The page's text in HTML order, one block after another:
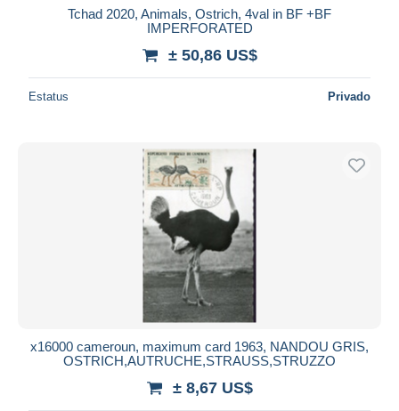
Tchad 2020, Animals, Ostrich, 4val in BF +BF
IMPERFORATED
± 50,86 US$
Estatus Privado
x16000 cameroun, maximum card 1963, NANDOU GRIS,
OSTRICH,AUTRUCHE,STRAUSS,STRUZZO
± 8,67 US$